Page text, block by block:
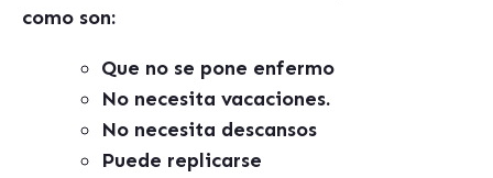
como son:
Que no se pone enfermo
No necesita vacaciones.
No necesita descansos
Puede replicarse